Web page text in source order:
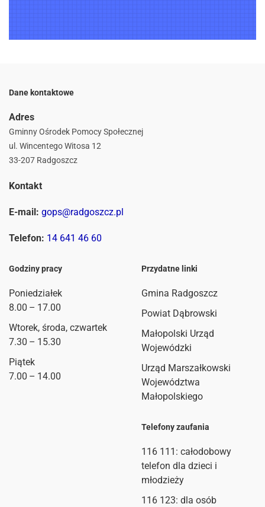
Dane kontaktowe
Adres
Gminny Ośrodek Pomocy Społecznej
ul. Wincentego Witosa 12
33-207 Radgoszcz
Kontakt
E-mail: gops@radgoszcz.pl
Telefon: 14 641 46 60
Godziny pracy
Poniedziałek
8.00 – 17.00
Wtorek, środa, czwartek
7.30 – 15.30
Piątek
7.00 – 14.00
Przydatne linki
Gmina Radgoszcz
Powiat Dąbrowski
Małopolski Urząd
Wojewódzki
Urząd Marszałkowski
Województwa
Małopolskiego
Telefony zaufania
116 111 : całodobowy
telefon dla dzieci i
młodzieży
116 123: dla osób